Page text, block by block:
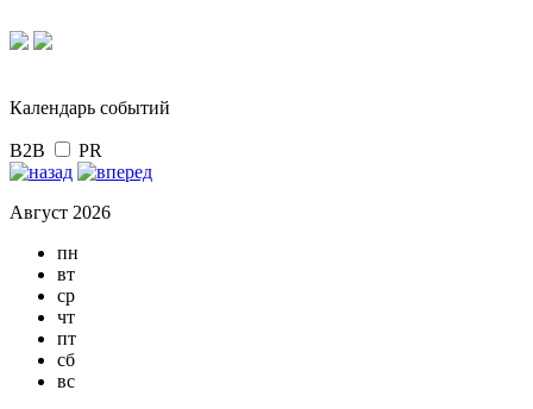
Календарь событий
B2B PR
Август 2026
пн
вт
ср
чт
пт
сб
вс